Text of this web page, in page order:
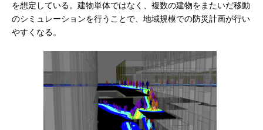
を想定している。建物単体ではなく、複数の建物をまたいだ移動
のシミュレーションを行うことで、地域規模での防災計画が行い
やすくなる。